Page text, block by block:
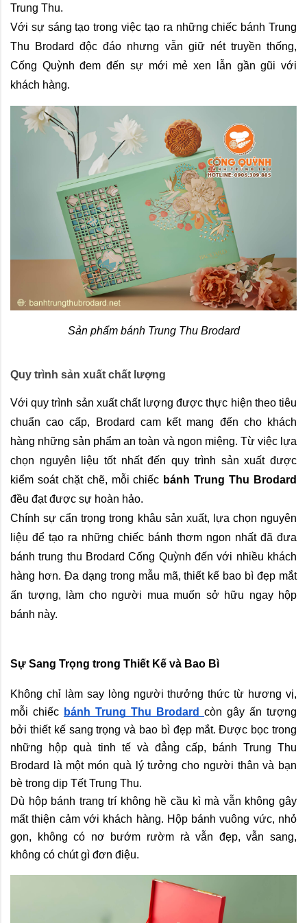
Trung Thu.
Với sự sáng tạo trong việc tạo ra những chiếc bánh Trung
Thu Brodard độc đáo nhưng vẫn giữ nét truyền thống,
Cống Quỳnh đem đến sự mới mẻ xen lẫn gần gũi với
khách hàng.
Sản phẩm bánh Trung Thu Brodard
Quy trình sản xuất chất lượng
Với quy trình sản xuất chất lượng được thực hiện theo tiêu
chuẩn cao cấp, Brodard cam kết mang đến cho khách
hàng những sản phẩm an toàn và ngon miệng. Từ việc lựa
chọn nguyên liệu tốt nhất đến quy trình sản xuất được
kiểm soát chặt chẽ, mỗi chiếc bánh Trung Thu Brodard
đều đạt được sự hoàn hảo.
Chính sự cẩn trọng trong khâu sản xuất, lựa chọn nguyên
liệu để tạo ra những chiếc bánh thơm ngon nhất đã đưa
bánh trung thu Brodard Cống Quỳnh đến với nhiều khách
hàng hơn. Đa dạng trong mẫu mã, thiết kế bao bì đẹp mắt
ấn tượng, làm cho người mua muốn sở hữu ngay hộp
bánh này.
Sự Sang Trọng trong Thiết Kế và Bao Bì
Không chỉ làm say lòng người thưởng thức từ hương vị,
mỗi chiếc bánh Trung Thu Brodard còn gây ấn tượng
bởi thiết kế sang trọng và bao bì đẹp mắt. Được bọc trong
những hộp quà tinh tế và đẳng cấp, bánh Trung Thu
Brodard là một món quà lý tưởng cho người thân và bạn
bè trong dịp Tết Trung Thu.
Dù hộp bánh trang trí không hề cầu kì mà vẫn không gây
mất thiện cảm với khách hàng. Hộp bánh vuông vức, nhỏ
gọn, không có nơ bướm rườm rà vẫn đẹp, vẫn sang,
không có chút gì đơn điệu.